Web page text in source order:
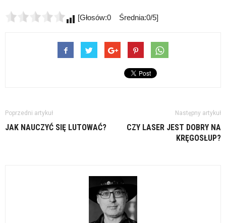
[Głosów:0 Średnia:0/5]
Poprzedni artykuł
JAK NAUCZYĆ SIĘ LUTOWAĆ?
Następny artykuł
CZY LASER JEST DOBRY NA
KRĘGOSŁUP?